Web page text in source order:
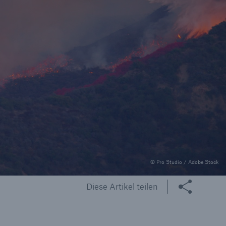
© Pro Studio / Adobe Stock
Diese Artikel teilen